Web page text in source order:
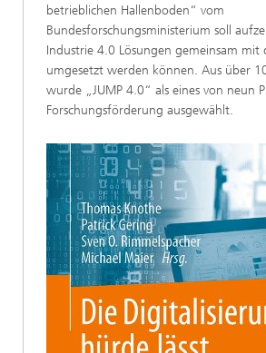
betrieblichen Hallenboden“ vom
Bundesforschungsministerium soll
Industrie 4.0 Lösungen gemeinsam mit
umgesetzt werden können. Aus über
wurde „JUMP 4.0“ als eines von neun
Forschungsförderung ausgewählt.